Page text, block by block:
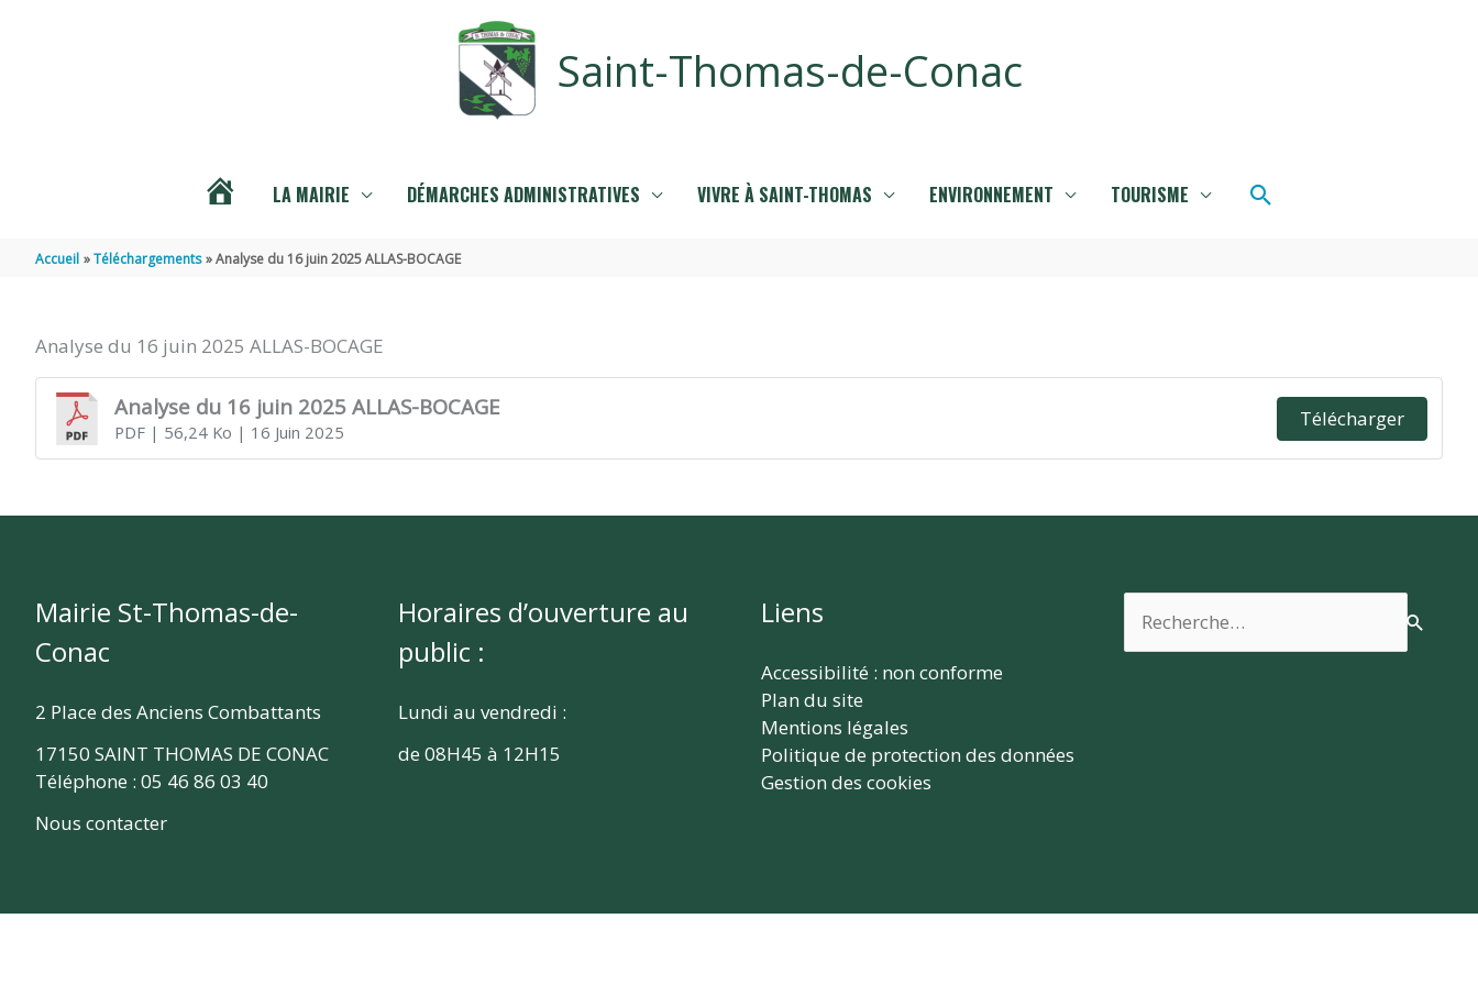
Saint-Thomas-de-Conac
LA MAIRIE DÉMARCHES ADMINISTRATIVES VIVRE À SAINT-THOMAS ENVIRONNEMENT TOURISME Rechercher
Accueil Téléchargements Analyse du 16 juin 2025 ALLAS-BOCAGE
Analyse du 16 juin 2025 ALLAS-BOCAGE
Analyse du 16 juin 2025 ALLAS-BOCAGE
PDF| 56,24 Ko | 16 Juin 2025
Télécharger
Mairie St-Thomas-de-
Conac
2 Place des Anciens Combattants
17150 SAINT THOMAS DE CONAC
Téléphone : 05 46 86 03 40
Nous contacter
Horaires d’ouverture au
public :
Lundi au vendredi :
de 08H45 à 12H15
Liens
Accessibilité : non conforme
Plan du site
Mentions légales
Politique de protection des données
Gestion des cookies